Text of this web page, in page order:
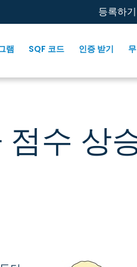
등록하기
램 SQF 코드 인증 받기
점수 상